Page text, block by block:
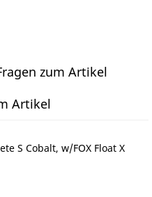
zum Artikel
Artikel
S Cobalt, w/FOX Float X